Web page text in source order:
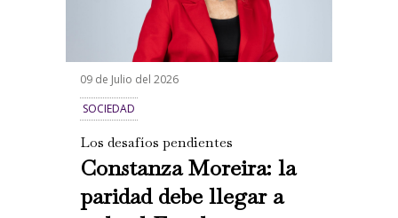
09 de Julio del 2026
SOCIEDAD
Los desafíos pendientes
Constanza Moreira: la
paridad debe llegar a